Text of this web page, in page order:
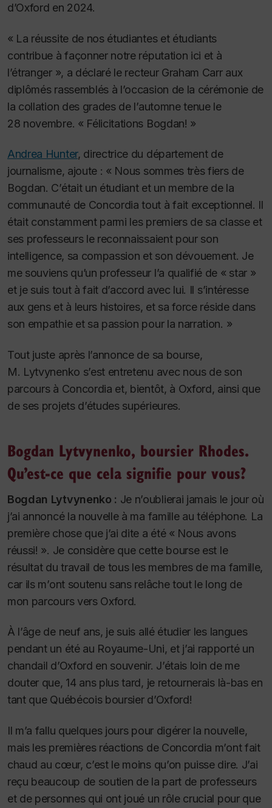
d’Oxford en 2024.
« La réussite de nos étudiantes et étudiants
contribue à façonner notre réputation ici et à
l’étranger », a déclaré le recteur Graham Carr aux
diplômés rassemblés à l’occasion de la cérémonie de
la collation des grades de l’automne tenue le
28 novembre. « Félicitations Bogdan! »
Andrea Hunter, directrice du département de
journalisme, ajoute : « Nous sommes très fiers de
Bogdan. C’était un étudiant et un membre de la
communauté de Concordia tout à fait exceptionnel. Il
était constamment parmi les premiers de sa classe et
ses professeurs le reconnaissaient pour son
intelligence, sa compassion et son dévouement. Je
me souviens qu’un professeur l’a qualifié de « star »
et je suis tout à fait d’accord avec lui. Il s’intéresse
aux gens et à leurs histoires, et sa force réside dans
son empathie et sa passion pour la narration. »
Tout juste après l’annonce de sa bourse,
M. Lytvynenko s’est entretenu avec nous de son
parcours à Concordia et, bientôt, à Oxford, ainsi que
de ses projets d’études supérieures.
Bogdan Lytvynenko, boursier Rhodes.
Qu’est-ce que cela signifie pour vous?
Bogdan Lytvynenko : Je n’oublierai jamais le jour où
j’ai annoncé la nouvelle à ma famille au téléphone. La
première chose que j’ai dite a été « Nous avons
réussi! ». Je considère que cette bourse est le
résultat du travail de tous les membres de ma famille,
car ils m’ont soutenu sans relâche tout le long de
mon parcours vers Oxford.
À l’âge de neuf ans, je suis allé étudier les langues
pendant un été au Royaume-Uni, et j’ai rapporté un
chandail d’Oxford en souvenir. J’étais loin de me
douter que, 14 ans plus tard, je retournerais là-bas en
tant que Québécois boursier d’Oxford!
Il m’a fallu quelques jours pour digérer la nouvelle,
mais les premières réactions de Concordia m’ont fait
chaud au cœur, c’est le moins qu’on puisse dire. J’ai
reçu beaucoup de soutien de la part de professeurs
et de personnes qui ont joué un rôle crucial pour que